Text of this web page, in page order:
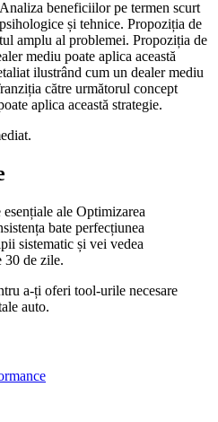
beneficiilor pe termen scurt
și tehnice. Propoziția de
amplu al problemei. Propoziția de
mediu poate aplica această
ilustrând cum un dealer mediu
către următorul concept
aplica această strategie.
ale Optimizarea
bate perfecțiunea
sistematic și vei vedea
30 de zile.
a-ți oferi tool-urile necesare
auto.